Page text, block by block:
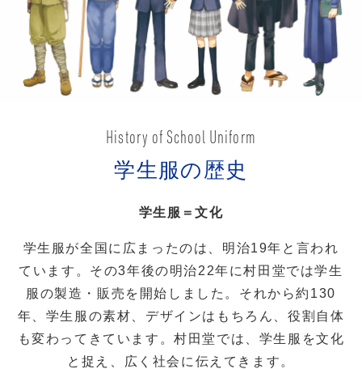
History of School Uniform
学生服の歴史
学生服＝文化
学生服が全国に広まったのは、明治19年と言われ
ています。 その3年後の明治22年に村田堂では学生
服の製造・販売を開始しました。 それから約130
年、学生服の素材、デザインはもちろん、役割自体
も変わってきています。村田堂では、学生服を文化
と捉え、広く社会に伝えてきます。